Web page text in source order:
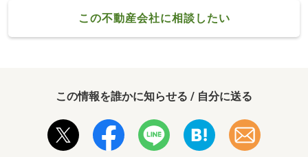
この不動産会社に相談したい
この情報を誰かに知らせる / 自分に送る